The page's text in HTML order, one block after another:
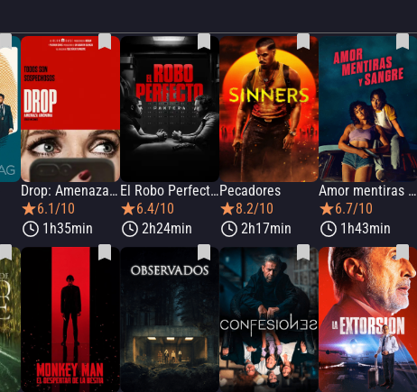
Drop: Amenaza anónima
6.1/10
1h35min
El Robo Perfecto: Pantera
6.4/10
2h24min
Pecadores
8.2/10
2h17min
Amor mentiras y sangre
6.7/10
1h43min